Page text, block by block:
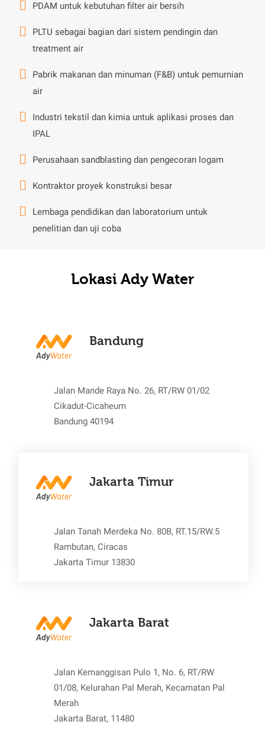
PDAM untuk kebutuhan filter air bersih
PLTU sebagai bagian dari sistem pendingin dan
treatment air
Pabrik makanan dan minuman (F&B) untuk pemurnian
air
Industri tekstil dan kimia untuk aplikasi proses dan
IPAL
Perusahaan sandblasting dan pengecoran logam
Kontraktor proyek konstruksi besar
Lembaga pendidikan dan laboratorium untuk
penelitian dan uji coba
Lokasi Ady Water
Bandung
Jalan Mande Raya No. 26, RT/RW 01/02
Cikadut-Cicaheum
Bandung 40194
Jakarta Timur
Jalan Tanah Merdeka No. 80B, RT.15/RW.5
Rambutan, Ciracas
Jakarta Timur 13830
Jakarta Barat
Jalan Kemanggisan Pulo 1, No. 6, RT/RW
01/08, Kelurahan Pal Merah, Kecamatan Pal
Merah
Jakarta Barat, 11480